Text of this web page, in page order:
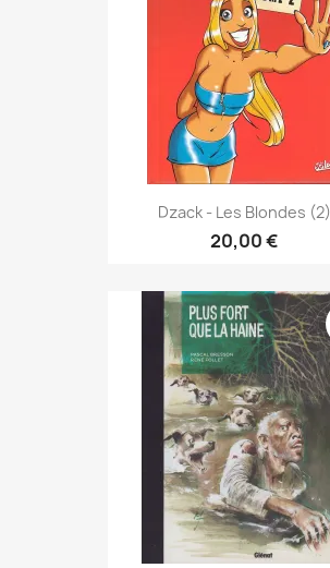
Dzack - Les Blondes (2)
20,00 €